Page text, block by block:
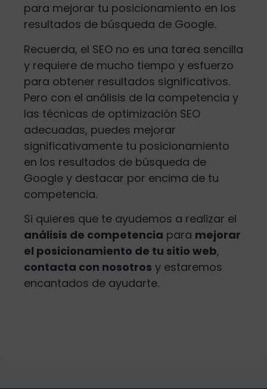
para mejorar tu posicionamiento en los
resultados de búsqueda de Google.
Recuerda, el SEO no es una tarea sencilla
y requiere de mucho tiempo y esfuerzo
para obtener resultados significativos.
Pero con el análisis de la competencia y
las técnicas de optimización SEO
adecuadas, puedes mejorar
significativamente tu posicionamiento
en los resultados de búsqueda de
Google y destacar por encima de tu
competencia.
Si quieres que te ayudemos a realizar el
análisis de competencia para mejorar
el posicionamiento de tu sitio web,
contacta con nosotros y estaremos
encantados de ayudarte.